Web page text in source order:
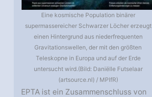
Eine kosmische Population binärer
supermassereicher Schwarzer Löcher erzeugt
einen Hintergrund aus niederfrequenten
Gravitationswellen, der mit den größten
Teleskopne in Europa und auf der Erde
untersucht wird.(Bild: Daniëlle Futselaar
(artsource.nl) / MPIfR)
EPTA ist ein Zusammenschluss von